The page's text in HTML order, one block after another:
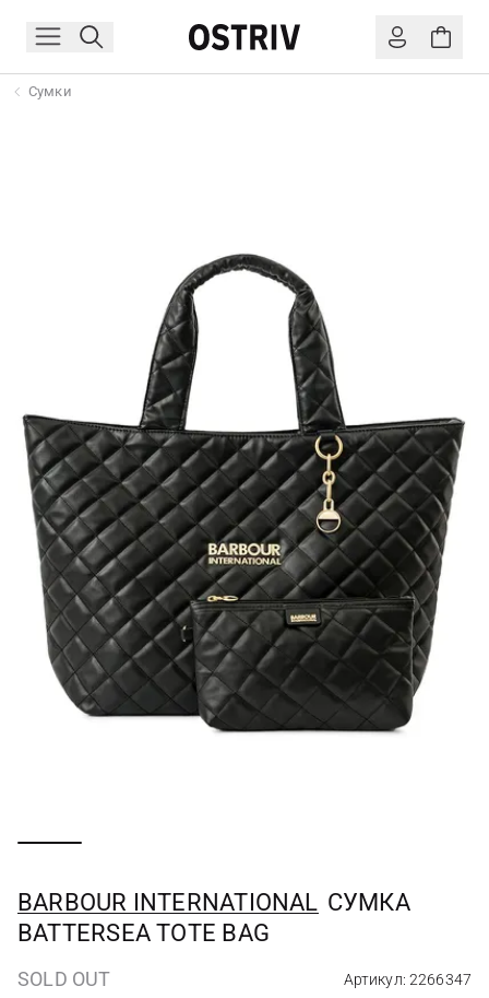
Сумки
BARBOUR INTERNATIONAL СУМКА
BATTERSEA TOTE BAG
SOLD OUT Артикул: 2266347